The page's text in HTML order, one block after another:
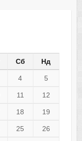
Сб Нд
4 5
11 12
18 19
25 26